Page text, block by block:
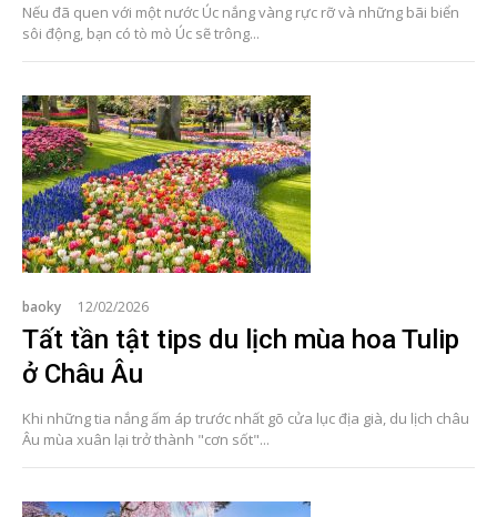
Nếu đã quen với một nước Úc nắng vàng rực rỡ và những bãi biển
sôi động, bạn có tò mò Úc sẽ trông...
baoky 12/02/2026
Tất tần tật tips du lịch mùa hoa Tulip
ở Châu Âu
Khi những tia nắng ấm áp trước nhất gõ cửa lục địa già, du lịch châu
Âu mùa xuân lại trở thành "cơn sốt"...